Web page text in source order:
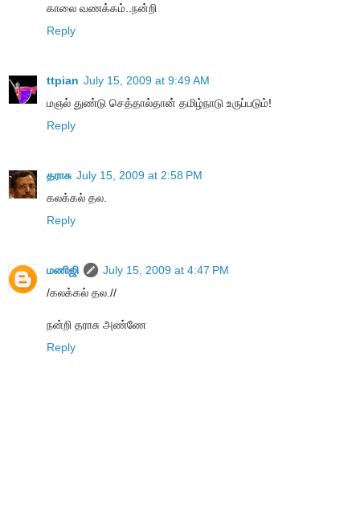
காலை வணக்கம்..நன்றி
Reply
ttpian July 15, 2009 at 9:49 AM
மஞல் துண்டு செத்தால்தான் தமிழ்நாடு உருப்படும்!
Reply
தராசு July 15, 2009 at 2:58 PM
கலக்கல் தல.
Reply
மணிஜி
July 15, 2009 at 4:47 PM
/கலக்கல் தல.//
நன்றி தராசு அண்ணே
Reply